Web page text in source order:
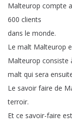
Malteurop compte
600 clients
dans le monde.
Le malt Malteurop
Malteurop consiste
malt qui sera
Le savoir faire de
terroir.
Et ce savoir-faire est